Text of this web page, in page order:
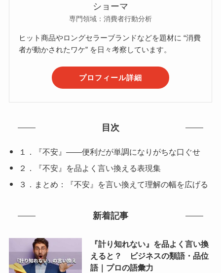
ショーマ
専門領域：消費者行動分析
ヒット商品やロングセラーブランドなどを題材に “消費
者が動かされたワケ” を日々考察しています。
プロフィール詳細
目次
１．『不安』——便利だが単調になりがちな口ぐせ
２．『不安』を品よく言い換える表現集
３．まとめ：『不安』を言い換えて理解の幅を広げる
新着記事
『計り知れない』を品よく言い換
えると？ ビジネスの類語・品位
語｜プロの語彙力